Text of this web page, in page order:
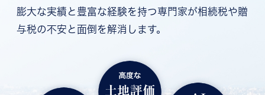
膨大な実績と豊富な経験を持つ専門家が相続税や贈
与税の不安と面倒を解消 します。